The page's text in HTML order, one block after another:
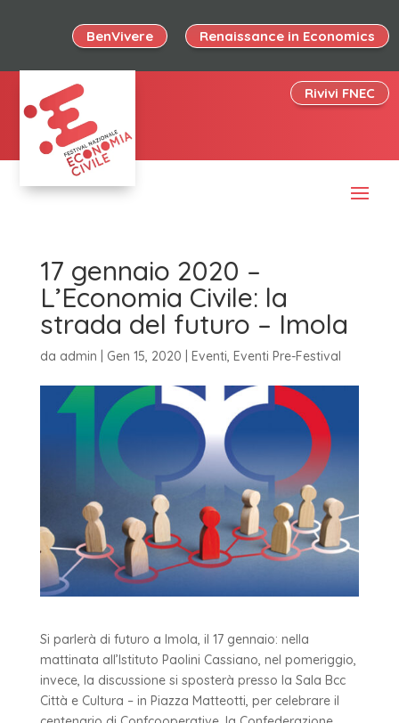
BenVivere Renaissance in Economics
Rivivi FNEC
17 gennaio 2020 –
L’Economia Civile: la
strada del futuro – Imola
da admin Gen 15, 2020 Eventi, Eventi Pre-Festival
Si parlerà di futuro a Imola, il 17 gennaio: nella
mattinata all’Istituto Paolini Cassiano, nel pomeriggio,
invece, la discussione si sposterà presso la Sala Bcc
Città e Cultura – in Piazza Matteotti, per celebrare il